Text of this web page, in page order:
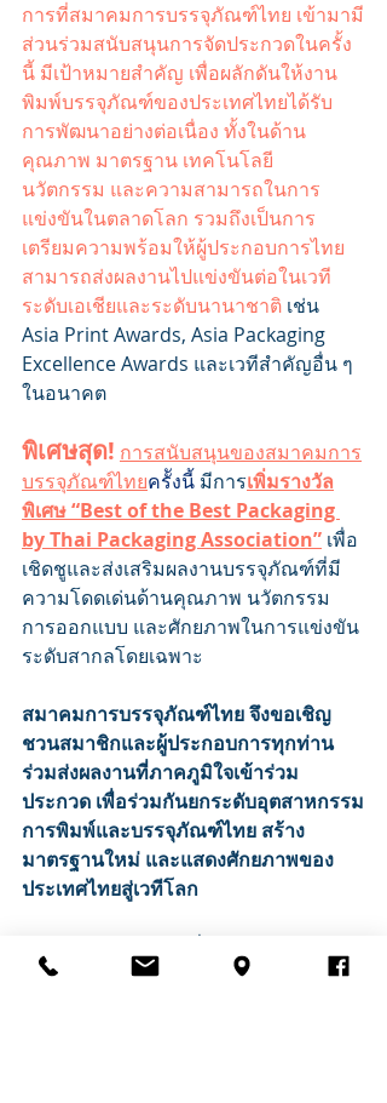
การที่สมาคมการบรรจุภัณฑ์ไทย เข้ามามี
ส่วนร่วมสนับสนุนการจัดประกวดในครั้ง
นี้ มีเป้าหมายสำคัญ เพื่อผลักดันให้งาน
พิมพ์บรรจุภัณฑ์ของประเทศไทยได้รับ
การพัฒนาอย่างต่อเนื่อง ทั้งในด้าน
คุณภาพ มาตรฐาน เทคโนโลยี
นวัตกรรม และความสามารถในการ
แข่งขันในตลาดโลก รวมถึงเป็นการ
เตรียมความพร้อมให้ผู้ประกอบการไทย
สามารถส่งผลงานไปแข่งขันต่อในเวที
ระดับเอเชียและระดับนานาชาติ เช่น
Asia Print Awards, Asia Packaging
Excellence Awards และเวทีสำคัญอื่น ๆ
ในอนาคต
พิเศษสุด! การสนับสนุนของสมาคมการ
บรรจุภัณฑ์ไทยครัังนี้ มีการเพิ่มรางวัล
พิเศษ “Best of the Best Packaging
by Thai Packaging Association” เพื่อ
เชิดชูและส่งเสริมผลงานบรรจุภัณฑ์ที่มี
ความโดดเด่นด้านคุณภาพ นวัตกรรม
การออกแบบ และศักยภาพในการแข่งขัน
ระดับสากลโดยเฉพาะ
สมาคมการบรรจุภัณฑ์ไทย จึงขอเชิญ
ชวนสมาชิกและผู้ประกอบการทุกท่าน
ร่วมส่งผลงานที่ภาคภูมิใจเข้าร่วม
ประกวด เพื่อร่วมกันยกระดับอุตสาหกรรม
การพิมพ์และบรรจุภัณฑ์ไทย สร้าง
มาตรฐานใหม่ และแสดงศักยภาพของ
ประเทศไทยสู่เวทีโลก
📍 ณ สมาคมการพิมพ์ไทย